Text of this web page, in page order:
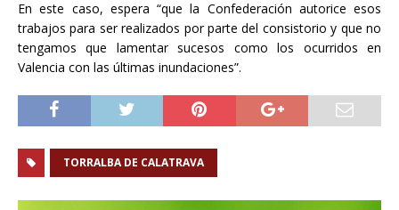
En este caso, espera “que la Confederación autorice esos
trabajos para ser realizados por parte del consistorio y que no
tengamos que lamentar sucesos como los ocurridos en
Valencia con las últimas inundaciones”.
TORRALBA DE CALATRAVA